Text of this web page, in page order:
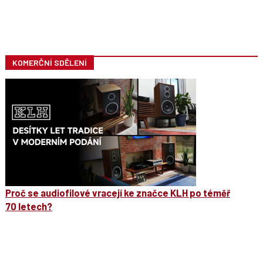
KOMERČNÍ SDĚLENÍ
Proč se audiofilové vracejí ke značce KLH po téměř
70 letech?